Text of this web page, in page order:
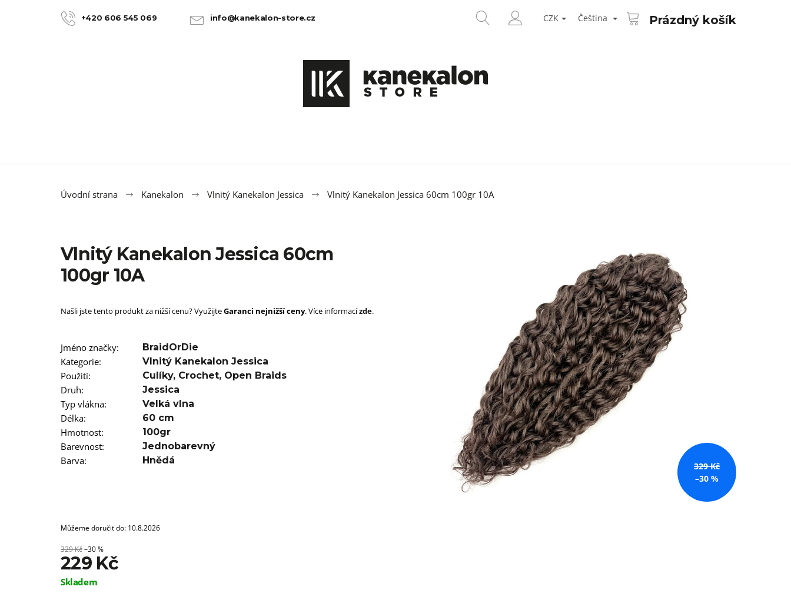
+420 606 545 069 info@kanekalon-store.cz
HLEDAT
CZK Čeština NÁKUPNÍ
KOŠÍK
Prázdný košík
Úvodní strana Kanekalon Vlnitý Kanekalon Jessica Vlnitý Kanekalon Jessica 60cm 100gr 10A
Vlnitý Kanekalon Jessica 60cm
100gr 10A
329 Kč
–30 %
Našli jste tento produkt za nižší cenu? VyužijteGaranci nejnižší ceny. Více informacízde.
Jméno značky: BraidOrDie
Kategorie: Vlnitý Kanekalon Jessica
Použití: Culíky, Crochet, Open Braids
Druh: Jessica
Typ vlákna: Velká vlna
Délka: 60 cm
Hmotnost: 100gr
Barevnost: Jednobarevný
Barva: Hnědá
Můžeme doručit do: 10.8.2026
329 Kč–30 %
229 Kč
Měrná
Skladem
Co potřebujete najít?
100% JUMBO BRAID KANEKALON 22
SUPERBRAID
99 Kč
100% EZ KANEKALON 1